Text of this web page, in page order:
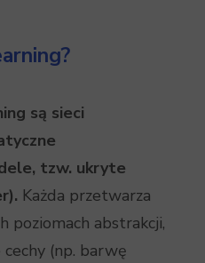
są sieci
tzw. ukryte
Każda przetwarza
poziomach abstrakcji,
(np. barwę